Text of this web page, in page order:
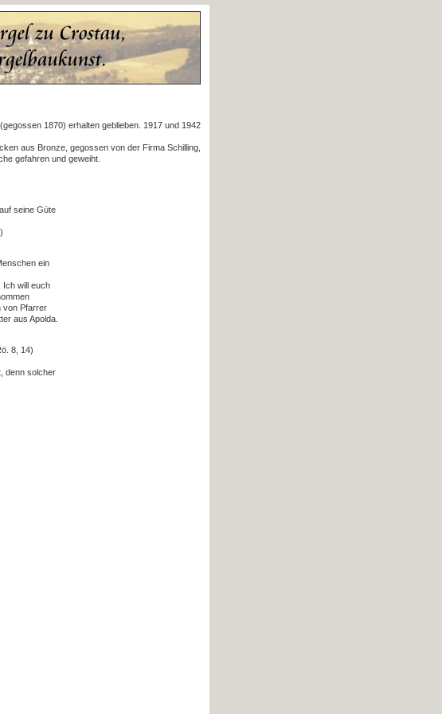
1870) erhalten geblieben. 1917 und 1942
aus Bronze, gegossen von der Firma Schilling,
gefahren und geweiht.
seine Güte
ein
Ich will euch
von Pfarrer
aus Apolda.
8, 14)
denn solcher